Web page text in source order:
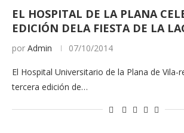
EL HOSPITAL DE LA PLANA
EDICIÓN DELA FIESTA DE LA
por Admin 07/10/2014
El Hospital Universitario de la Plana de Vila-
tercera edición de…